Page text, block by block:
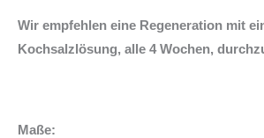
Wir empfehlen eine Regeneration mit
Kochsalzlösung, alle 4 Wochen,
Maße: